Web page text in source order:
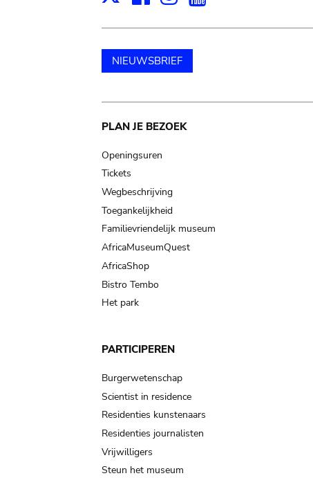
NIEUWSBRIEF
Main
navigation
PLAN JE BEZOEK
Openingsuren
Tickets
Wegbeschrijving
Toegankelijkheid
Familievriendelijk museum
AfricaMuseumQuest
AfricaShop
Bistro Tembo
Het park
PARTICIPEREN
Burgerwetenschap
Scientist in residence
Residenties kunstenaars
Residenties journalisten
Vrijwilligers
Steun het museum